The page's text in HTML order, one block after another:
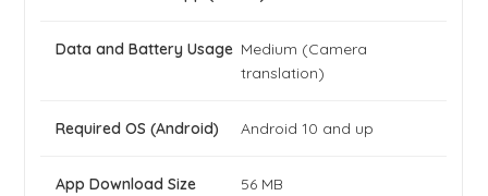
Medium (Camera
translation)
Android 10 and up
56 MB